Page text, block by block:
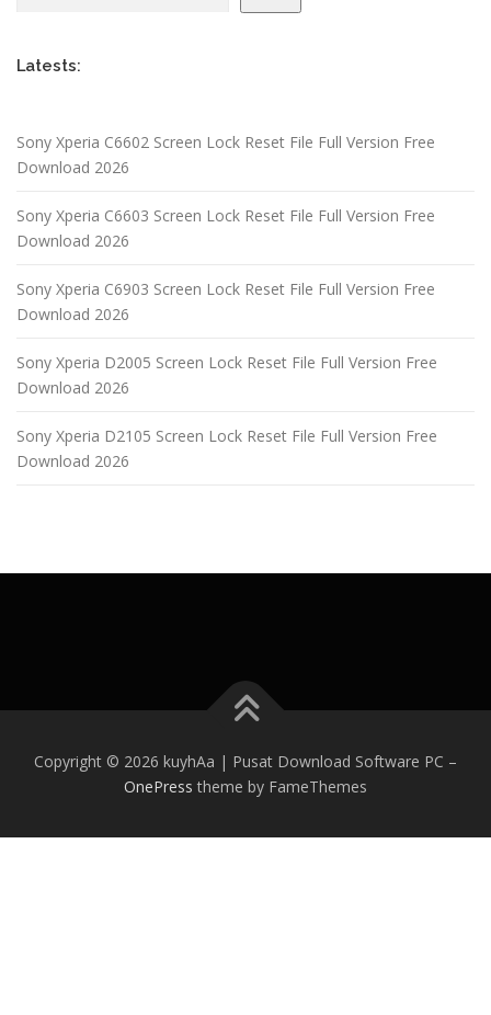
Latests:
Sony Xperia C6602 Screen Lock Reset File Full Version Free
Download 2026
Sony Xperia C6603 Screen Lock Reset File Full Version Free
Download 2026
Sony Xperia C6903 Screen Lock Reset File Full Version Free
Download 2026
Sony Xperia D2005 Screen Lock Reset File Full Version Free
Download 2026
Sony Xperia D2105 Screen Lock Reset File Full Version Free
Download 2026
Copyright © 2026 kuyhAa | Pusat Download Software PC –
OnePress theme by FameThemes